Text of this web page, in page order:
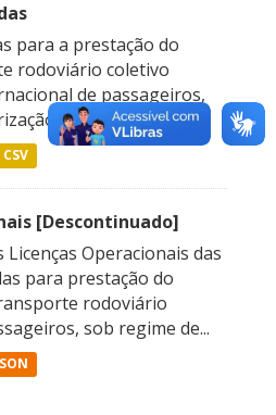
para a prestação do
rodoviário coletivo
de passageiros,
e fretamento.
CSV
[Descontinuado]
Operacionais das
para prestação do
rodoviário
sob regime de...